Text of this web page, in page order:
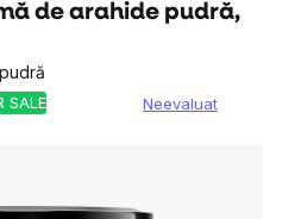
de arahide pudră,
SALE
Evaluarea
este
Neevaluat